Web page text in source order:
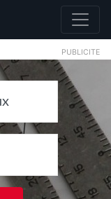
PUBLICITE